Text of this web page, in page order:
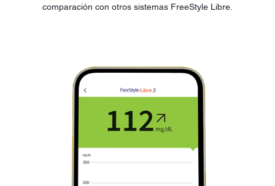
comparación con otros sistemas FreeStyle Libre.